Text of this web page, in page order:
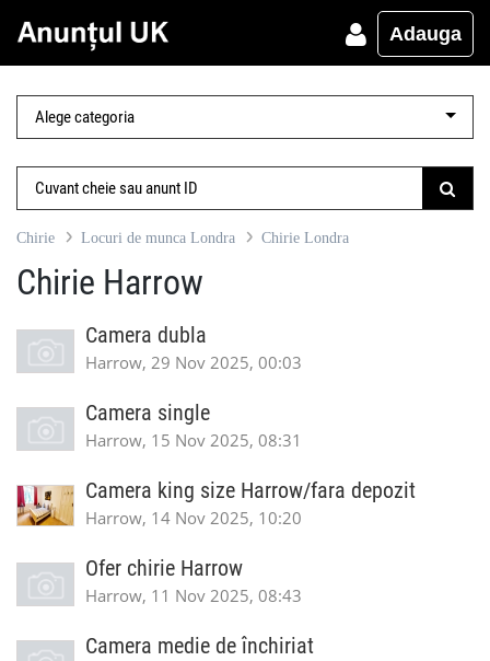
Adauga
Chirie Locuri de munca Londra Chirie Londra
Chirie Harrow
Camera dubla
Harrow, 29 Nov 2025, 00:03
Camera single
Harrow, 15 Nov 2025, 08:31
Camera king size Harrow/fara depozit
Harrow, 14 Nov 2025, 10:20
Ofer chirie Harrow
Harrow, 11 Nov 2025, 08:43
Camera medie de închiriat